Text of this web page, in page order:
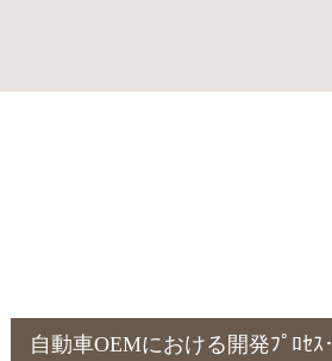
自動車OEMにおける開発ﾌﾟﾛｾｽ･